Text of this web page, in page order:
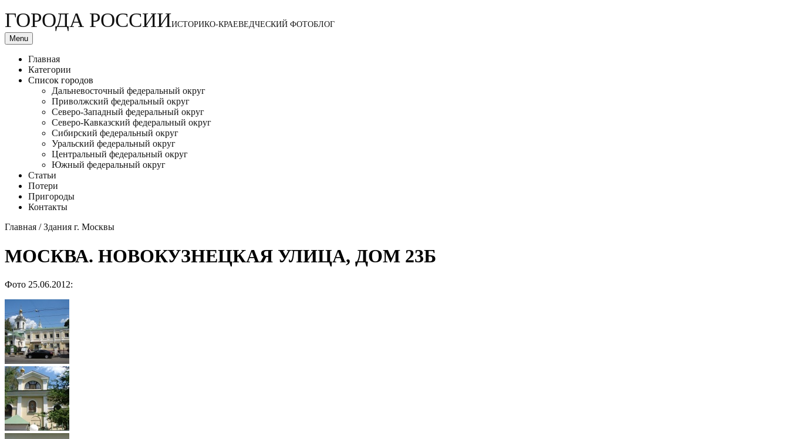
ГОРОДА РОССИИИСТОРИКО-КРАЕВЕДЧЕСКИЙ ФОТОБЛОГ
Menu
Главная
Категории
Список городов
Дальневосточный федеральный округ
Приволжский федеральный округ
Северо-Западный федеральный округ
Северо-Кавказский федеральный округ
Сибирский федеральный округ
Уральский федеральный округ
Центральный федеральный округ
Южный федеральный округ
Статьи
Потери
Пригороды
Контакты
Главная /Здания г. Москвы
МОСКВА. НОВОКУЗНЕЦКАЯ УЛИЦА, ДОМ 23Б
Фото 25.06.2012: